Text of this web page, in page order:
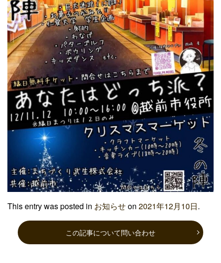
This entry was posted in お知らせon 2021年12月10日.
この記事について問い合わせ